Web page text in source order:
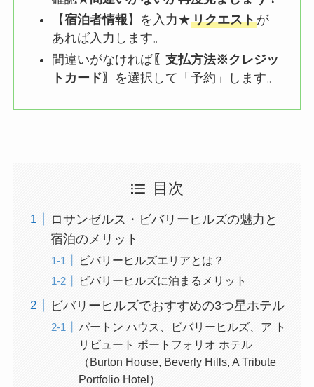
【宿泊者情報 】を入力★リクエストが
あれば入力します。
間違いがなければ〖支払方法※クレジッ
トカード〗
を選択して「予約」します。
目次
ロサンゼルス・ビバリーヒルズの魅力と
宿泊のメリット
ビバリーヒルズエリアとは？
ビバリーヒルズに泊まるメリット
ビバリーヒルズでおすすめの3つ星ホテル
バートン ハウス、ビバリーヒルズ、ア ト
リビュート ポートフォリオ ホテル
（Burton House, Beverly Hills, A Tribute
Portfolio Hotel）